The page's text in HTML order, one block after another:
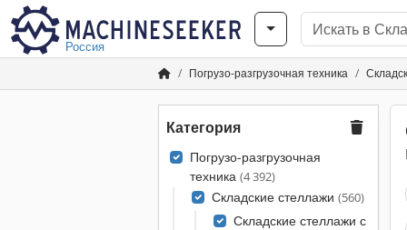
Россия
Погрузо-разгрузочная техника
Категория
Погрузо-разгрузочная
техника (4 392)
Складские стеллажи (560)
Складские стеллажи с